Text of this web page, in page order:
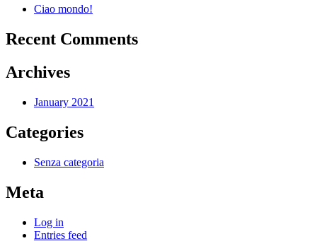
Ciao mondo!
Recent Comments
Archives
January 2021
Categories
Senza categoria
Meta
Log in
Entries feed